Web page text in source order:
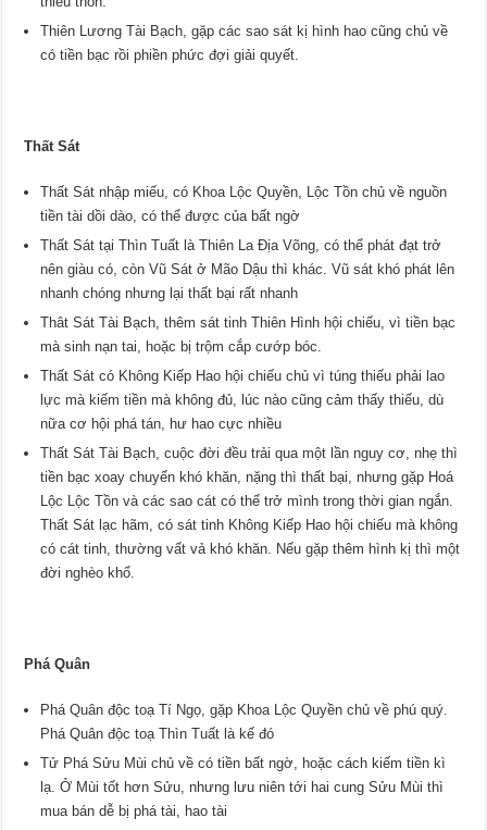
Thiên Lương Tài Bạch, gặp các sao sát kị hình hao cũng chủ về
có tiền bạc rồi phiền phức đợi giải quyết.
Thất Sát
Thất Sát nhập miếu, có Khoa Lộc Quyền, Lộc Tồn chủ về nguồn
tiền tài dồi dào, có thể được của bất ngờ
Thất Sát tại Thìn Tuất là Thiên La Địa Võng, có thể phát đạt trở
nên giàu có, còn Vũ Sát ở Mão Dậu thì khác. Vũ sát khó phát lên
nhanh chóng nhưng lại thất bại rất nhanh
Thât Sát Tài Bạch, thêm sát tinh Thiên Hình hội chiếu, vì tiền bạc
mà sinh nạn tai, hoặc bị trộm cắp cướp bóc.
Thất Sát có Không Kiếp Hao hội chiếu chủ vì túng thiếu phải lao
lực mà kiếm tiền mà không đủ, lúc nào cũng cảm thấy thiếu, dù
nữa cơ hội phá tán, hư hao cực nhiều
Thất Sát Tài Bạch, cuộc đời đều trải qua một lần nguy cơ, nhẹ thì
tiền bạc xoay chuyển khó khăn, nặng thì thất bại, nhưng gặp Hoá
Lộc Lộc Tồn và các sao cát có thể trở mình trong thời gian ngắn.
Thất Sát lạc hãm, có sát tinh Không Kiếp Hao hội chiếu mà không
có cát tinh, thường vất vả khó khăn. Nếu gặp thêm hình kị thì một
đời nghèo khổ.
Phá Quân
Phá Quân độc toạ Tí Ngọ, gặp Khoa Lộc Quyền chủ về phú quý.
Phá Quân độc toạ Thìn Tuất là kế đó
Tử Phá Sửu Mùi chủ về có tiền bất ngờ, hoặc cách kiếm tiền kì
lạ. Ở Mùi tốt hơn Sửu, nhưng lưu niên tới hai cung Sửu Mùi thì
mua bán dễ bị phá tài, hao tài